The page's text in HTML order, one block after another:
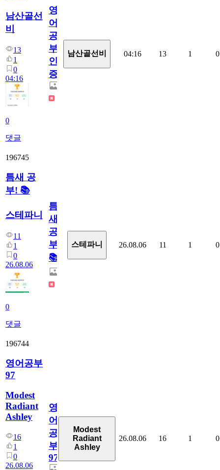
남산골선
비
13
1
0
04:16
0
댓글
영
어
공
부
인
증
남산골선비 04:16 13 1 0
196745
틈새 공
부! 📚
스테파니
11
1
0
26.08.06
0
댓글
틈
새
공
부!
📚
스테파니 26.08.06 11 1 0
196744
영어공부
97
Modest
Radiant
Ashley
16
1
0
26.08.06
영
어
공
부
97
Modest
Radiant
Ashley
26.08.06 16 1 0